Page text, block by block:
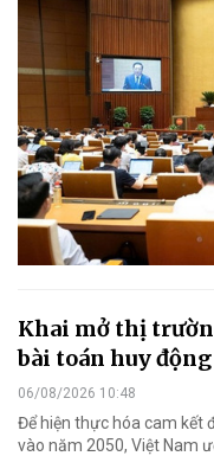
Khai mở thị
bài toán huy
06/08/2026 10:48
Để hiện thực hóa cam kết
vào năm 2050, Việt Nam